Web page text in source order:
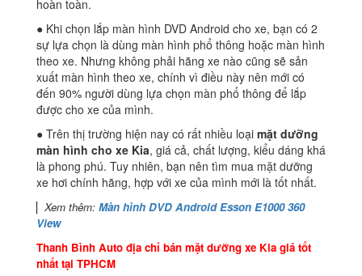
hoàn toàn.
● Khi chọn lắp màn hình DVD Android cho xe, bạn có 2
sự lựa chọn là dùng màn hình phổ thông hoặc màn hình
theo xe. Nhưng không phải hãng xe nào cũng sẽ sản
xuất màn hình theo xe, chính vì điều này nên mới có
đến 90% người dùng lựa chọn màn phổ thông để lắp
được cho xe của mình.
● Trên thị trường hiện nay có rất nhiều loại mặt dưỡng
màn hình cho xe Kia, giá cả, chất lượng, kiểu dáng khá
là phong phú. Tuy nhiên, bạn nên tìm mua mặt dưỡng
xe hơi chính hãng, hợp với xe của mình mới là tốt nhất.
▏ Xem thêm: Màn hình DVD Android Esson E1000 360
View
Thanh Bình Auto địa chỉ bán mặt dưỡng xe Kia giá tốt
nhất tại TPHCM